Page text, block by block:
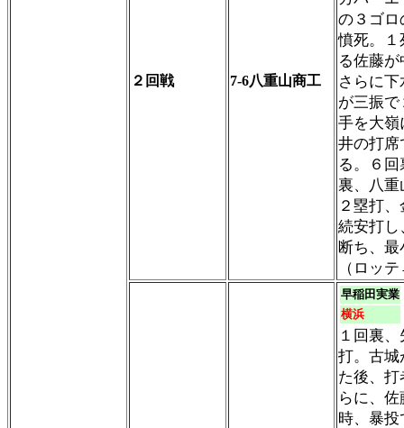
２回戦 7-6八重山商工
の３ゴロ
憤死。１
る佐藤
さらに
が三振
手を大嶺
井の打席
る。６
裏、八
２塁打
続安打し
断ち、
（ロッ
早稲田実業
横浜
１回裏
打。古城
た後、
らに、
時、暴